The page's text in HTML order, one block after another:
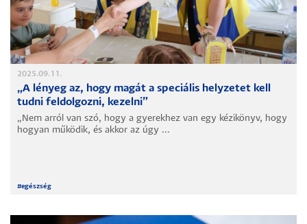
2025.09.11.
„A lényeg az, hogy magát a speciális helyzetet kell
tudni feldolgozni, kezelni”
„Nem arról van szó, hogy a gyerekhez van egy kézikönyv, hogy
hogyan működik, és akkor az úgy ...
#egészség